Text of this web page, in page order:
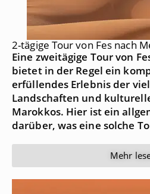
2-tägige Tour von Fes nach
Eine zweitägige Tour von
bietet in der Regel ein
erfüllendes Erlebnis der
Landschaften und
Marokkos. Hier ist ein
darüber, was eine solche
Mehr